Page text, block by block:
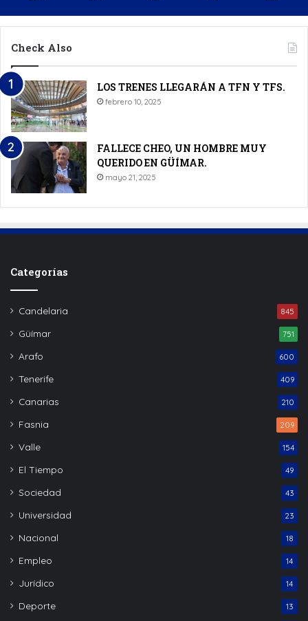
Check Also
LOS TRENES LLEGARÁN A TFN Y TFS.
febrero 10, 2025
FALLECE CHEO, UN HOMBRE MUY
QUERIDO EN GÜÍMAR.
mayo 21, 2025
Categorías
Candelaria 845
Güímar 751
Arafo 600
Tenerife 409
Canarias 210
Fasnia 209
Valle 154
El Tiempo 49
Sociedad 43
Universidad 23
Nacional 18
Empleo 14
Jurídico 14
Deporte 13